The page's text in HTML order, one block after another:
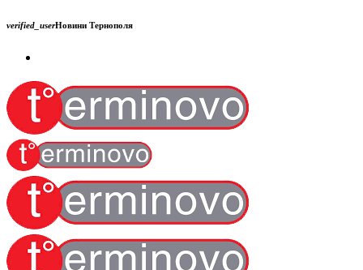
verified_userНовини Тернополя